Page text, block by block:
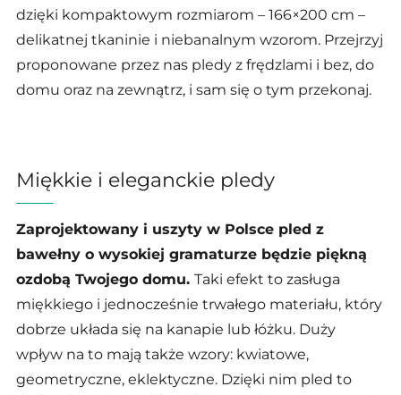
dzięki kompaktowym rozmiarom – 166×200 cm –
delikatnej tkaninie i niebanalnym wzorom. Przejrzyj
proponowane przez nas pledy z frędzlami i bez, do
domu oraz na zewnątrz, i sam się o tym przekonaj.
Miękkie i eleganckie pledy
Zaprojektowany i uszyty w Polsce pled z
bawełny o wysokiej gramaturze będzie piękną
ozdobą Twojego domu. Taki efekt to zasługa
miękkiego i jednocześnie trwałego materiału, który
dobrze układa się na kanapie lub łóżku. Duży
wpływ na to mają także wzory: kwiatowe,
geometryczne, eklektyczne. Dzięki nim pled to